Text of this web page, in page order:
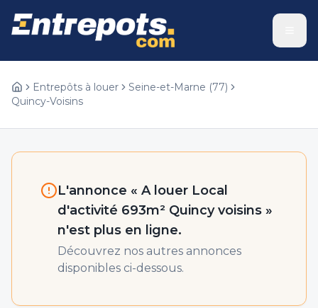
Entrepôts à louer Seine-et-Marne (77)
Quincy-Voisins
L'annonce « A louer Local
d'activité 693m² Quincy voisins »
n'est plus en ligne.
Découvrez nos autres annonces
disponibles ci-dessous.